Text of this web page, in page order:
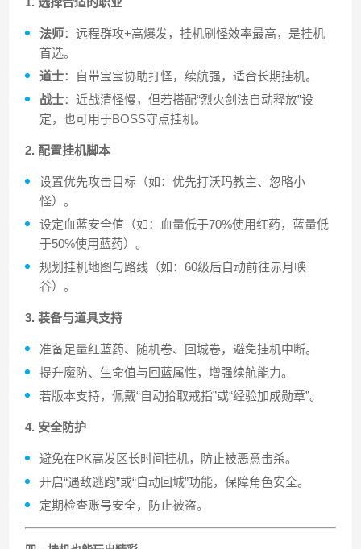
法师：远程群攻+高爆发，挂机刷怪效率最高，是挂机
首选。
道士：自带宝宝协助打怪，续航强，适合长期挂机。
战士：近战清怪慢，但若搭配“烈火剑法自动释放”设
定，也可用于BOSS守点挂机。
2. 配置挂机脚本
设置优先攻击目标（如：优先打沃玛教主、忽略小
怪）。
设定血蓝安全值（如：血量低于70%使用红药，蓝量低
于50%使用蓝药）。
规划挂机地图与路线（如：60级后自动前往赤月峡
谷）。
3. 装备与道具支持
准备足量红蓝药、随机卷、回城卷，避免挂机中断。
提升魔防、生命值与回蓝属性，增强续航能力。
若版本支持，佩戴“自动拾取戒指”或“经验加成勋章”。
4. 安全防护
避免在PK高发区长时间挂机，防止被恶意击杀。
开启“遇敌逃跑”或“自动回城”功能，保障角色安全。
定期检查账号安全，防止被盗。